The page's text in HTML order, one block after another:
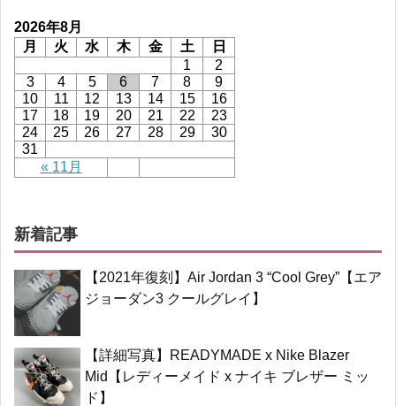
2026年8月
月
火 水 木 金 土 日
« 11月
1
2
3
4 5 6 7 8
9
10
11 12 13 14 15
16
17
18 19 20 21 22
23
24
25 26 27 28 29
30
31
新着記事
【2021年復刻】Air Jordan 3 “Cool Grey”【エア
ジョーダン3 クールグレイ】
【詳細写真】READYMADE x Nike Blazer
Mid【レディーメイド x ナイキ ブレザー ミッ
ド】